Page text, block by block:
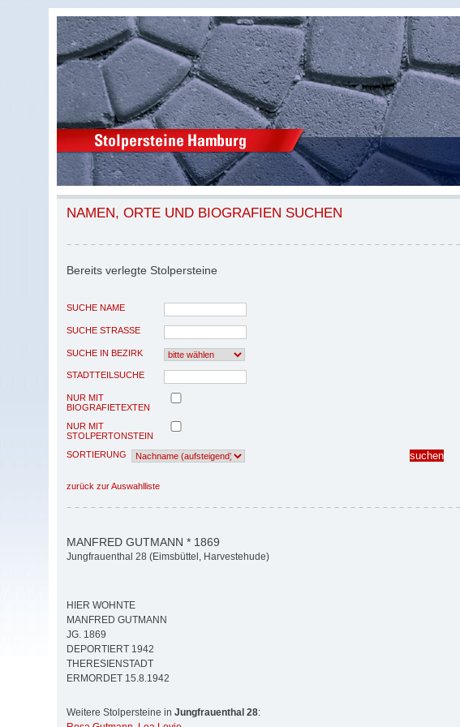
NAMEN, ORTE UND BIOGRAFIEN SUCHEN
Bereits verlegte Stolpersteine
SUCHE NAME
SUCHE STRASSE
SUCHE IN BEZIRK
STADTTEILSUCHE
NUR MIT
BIOGRAFIETEXTEN
NUR MIT
STOLPERTONSTEIN
SORTIERUNG
zurück zur Auswahlliste
MANFRED GUTMANN * 1869
Jungfrauenthal 28 (Eimsbüttel, Harvestehude)
HIER WOHNTE
MANFRED GUTMANN
JG. 1869
DEPORTIERT 1942
THERESIENSTADT
ERMORDET 15.8.1942
Weitere Stolpersteine in Jungfrauenthal 28: